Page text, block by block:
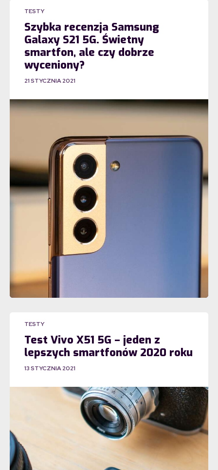
TESTY
Szybka recenzja Samsung
Galaxy S21 5G. Świetny
smartfon, ale czy dobrze
wyceniony?
21 STYCZNIA 2021
TESTY
Test Vivo X51 5G – jeden z
lepszych smartfonów 2020 roku
13 STYCZNIA 2021